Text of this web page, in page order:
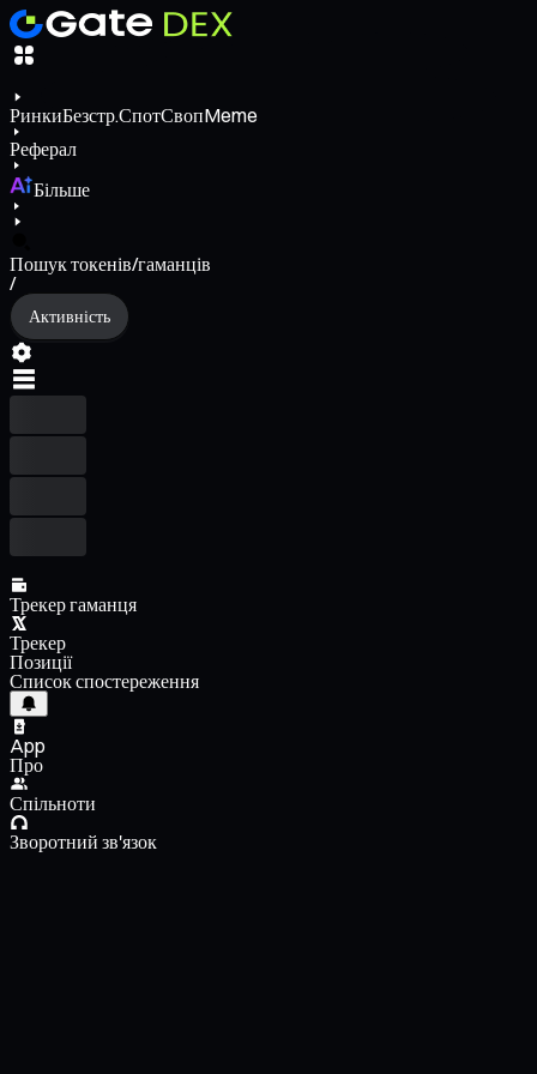
РинкиБезстр.СпотСвопMeme
Реферал
Більше
Пошук токенів/гаманців
/
Активність
Трекер гаманця
Трекер
Позиції
Список спостереження
App
Про
Спільноти
Зворотний зв'язок